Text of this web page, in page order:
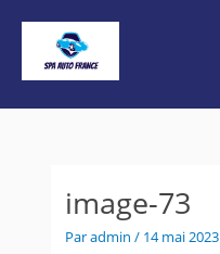
image-73
Paradmin/ 14 mai 2023